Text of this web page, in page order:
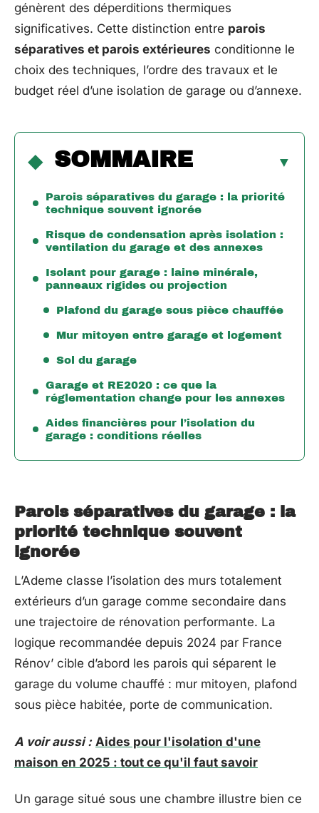
génèrent des déperditions thermiques
significatives. Cette distinction entre parois
séparatives et parois extérieures conditionne le
choix des techniques, l’ordre des travaux et le
budget réel d’une isolation de garage ou d’annexe.
SOMMAIRE
Parois séparatives du garage : la priorité
technique souvent ignorée
Risque de condensation après isolation :
ventilation du garage et des annexes
Isolant pour garage : laine minérale,
panneaux rigides ou projection
Plafond du garage sous pièce chauffée
Mur mitoyen entre garage et logement
Sol du garage
Garage et RE2020 : ce que la
réglementation change pour les annexes
Aides financières pour l’isolation du
garage : conditions réelles
Parois séparatives du garage : la
priorité technique souvent
ignorée
L’Ademe classe l’isolation des murs totalement
extérieurs d’un garage comme secondaire dans
une trajectoire de rénovation performante. La
logique recommandée depuis 2024 par France
Rénov’ cible d’abord les parois qui séparent le
garage du volume chauffé : mur mitoyen, plafond
sous pièce habitée, porte de communication.
A voir aussi : Aides pour l'isolation d'une
maison en 2025 : tout ce qu'il faut savoir
Un garage situé sous une chambre illustre bien ce